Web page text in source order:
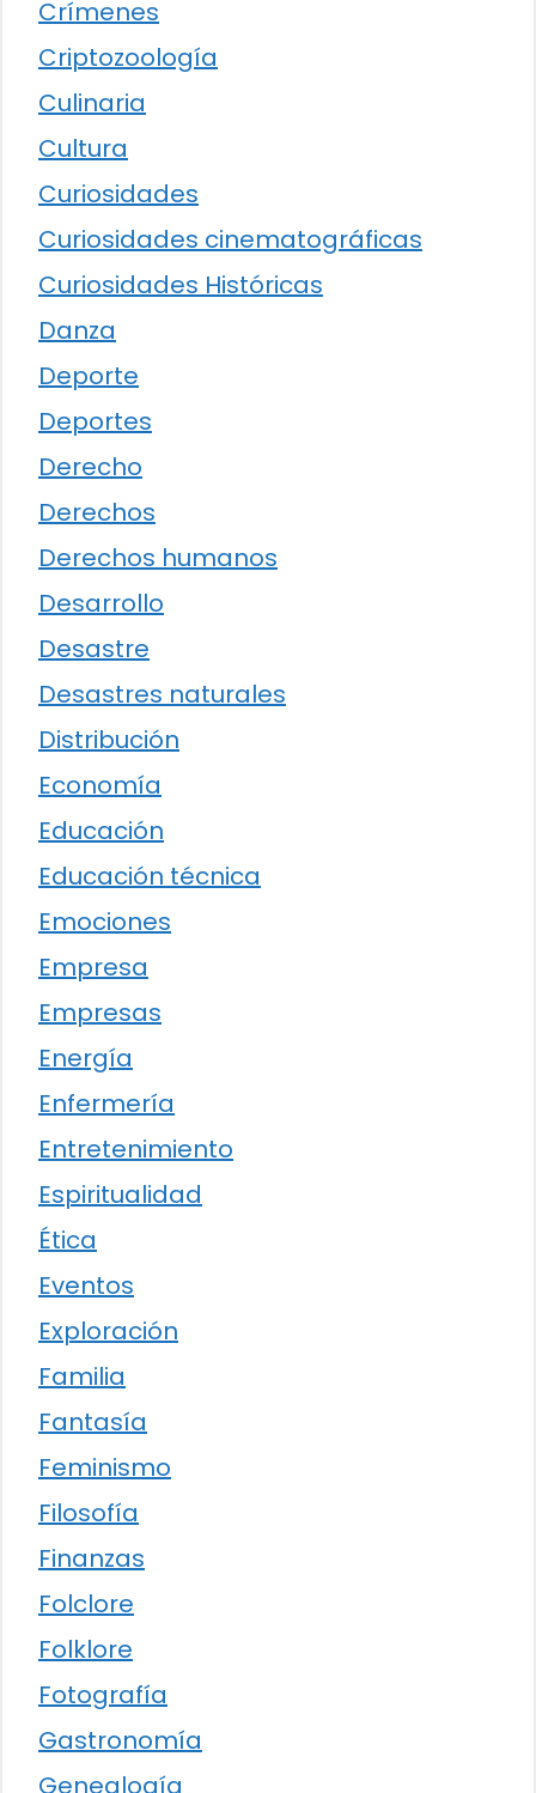
Crímenes
Criptozoología
Culinaria
Cultura
Curiosidades
Curiosidades cinematográficas
Curiosidades Históricas
Danza
Deporte
Deportes
Derecho
Derechos
Derechos humanos
Desarrollo
Desastre
Desastres naturales
Distribución
Economía
Educación
Educación técnica
Emociones
Empresa
Empresas
Energía
Enfermería
Entretenimiento
Espiritualidad
Ética
Eventos
Exploración
Familia
Fantasía
Feminismo
Filosofía
Finanzas
Folclore
Folklore
Fotografía
Gastronomía
Genealogía